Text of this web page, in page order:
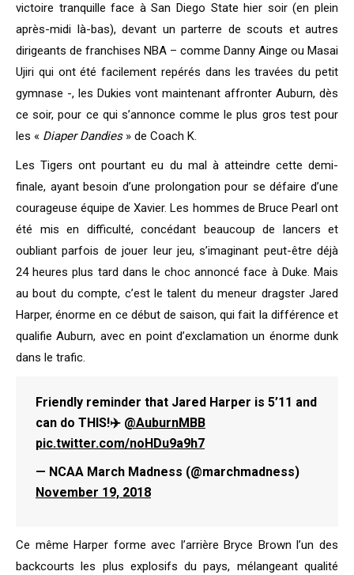
victoire tranquille face à San Diego State hier soir (en plein
après-midi là-bas), devant un parterre de scouts et autres
dirigeants de franchises NBA – comme Danny Ainge ou Masai
Ujiri qui ont été facilement repérés dans les travées du petit
gymnase -, les Dukies vont maintenant affronter Auburn, dès
ce soir, pour ce qui s’annonce comme le plus gros test pour
les « Diaper Dandies» de Coach K.
Les Tigers ont pourtant eu du mal à atteindre cette demi-
finale, ayant besoin d’une prolongation pour se défaire d’une
courageuse équipe de Xavier. Les hommes de Bruce Pearl ont
été mis en difficulté, concédant beaucoup de lancers et
oubliant parfois de jouer leur jeu, s’imaginant peut-être déjà
24 heures plus tard dans le choc annoncé face à Duke. Mais
au bout du compte, c’est le talent du meneur dragster Jared
Harper, énorme en ce début de saison, qui fait la différence et
qualifie Auburn, avec en point d’exclamation un énorme dunk
dans le trafic.
Friendly reminder that Jared Harper is 5’11 and
can do THIS!✈️ @AuburnMBB
pic.twitter.com/noHDu9a9h7
— NCAA March Madness (@marchmadness)
November 19, 2018
Ce même Harper forme avec l’arrière Bryce Brown l’un des
backcourts les plus explosifs du pays, mélangeant qualité